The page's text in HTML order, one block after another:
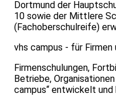
Dortmund der
10 sowie der Mittlere
(Fachoberschulreife)
vhs campus - für Firmen
Firmenschulungen,
Betriebe,
campus“ entwickelt